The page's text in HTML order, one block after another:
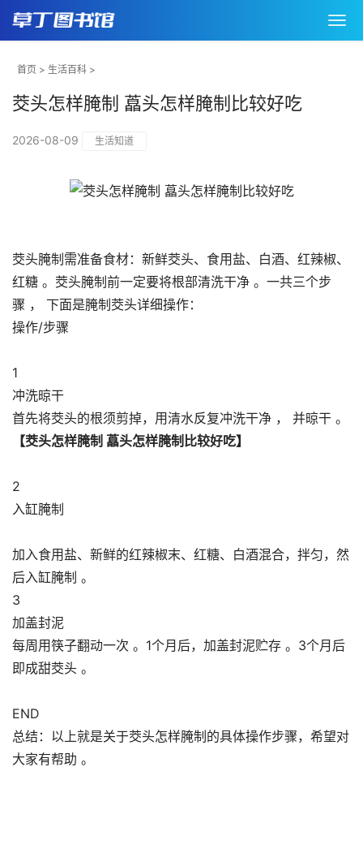
首页 > 生活百科 >
茭头怎样腌制 藠头怎样腌制比较好吃
2026-08-09 生活知道
茭头腌制需准备食材：新鲜茭头、食用盐、白酒、红辣椒、
红糖 。茭头腌制前一定要将根部清洗干净 。一共三个步
骤 ， 下面是腌制茭头详细操作：
操作/步骤
1
冲洗晾干
首先将茭头的根须剪掉，用清水反复冲洗干净 ， 并晾干 。
【茭头怎样腌制 藠头怎样腌制比较好吃】
2
入缸腌制
加入食用盐、新鲜的红辣椒末、红糖、白酒混合，拌匀，然
后入缸腌制 。
3
加盖封泥
每周用筷子翻动一次 。1个月后，加盖封泥贮存 。3个月后
即成甜茭头 。
END
总结：以上就是关于茭头怎样腌制的具体操作步骤，希望对
大家有帮助 。